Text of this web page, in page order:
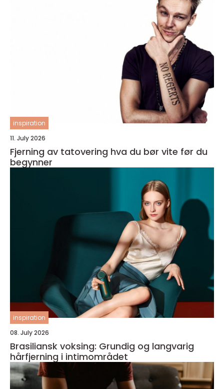
inspiration
11. July 2026
Fjerning av tatovering hva du bør vite før du
begynner
inspiration
08. July 2026
Brasiliansk voksing: Grundig og langvarig
hårfjerning i intimområdet